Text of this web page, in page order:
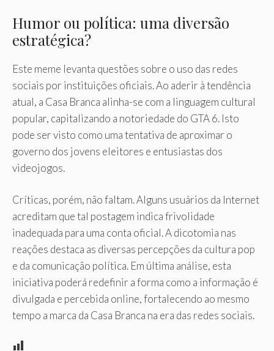
Humor ou política: uma diversão
estratégica?
Este meme levanta questões sobre o uso das redes
sociais por instituições oficiais. Ao aderir à tendência
atual, a Casa Branca alinha-se com a linguagem cultural
popular, capitalizando a notoriedade do GTA 6. Isto
pode ser visto como uma tentativa de aproximar o
governo dos jovens eleitores e entusiastas dos
videojogos.
Críticas, porém, não faltam. Alguns usuários da Internet
acreditam que tal postagem indica frivolidade
inadequada para uma conta oficial. A dicotomia nas
reações destaca as diversas percepções da cultura pop
e da comunicação política. Em última análise, esta
iniciativa poderá redefinir a forma como a informação é
divulgada e percebida online, fortalecendo ao mesmo
tempo a marca da Casa Branca na era das redes sociais.